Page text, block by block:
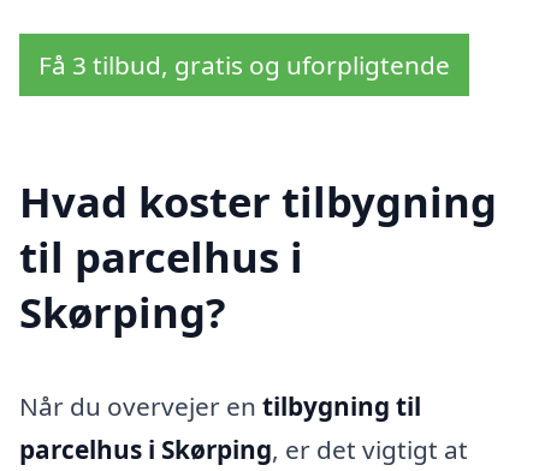
Få 3 tilbud, gratis og uforpligtende
Hvad koster tilbygning
til parcelhus i
Skørping?
Når du overvejer en tilbygning til
parcelhus i Skørping, er det vigtigt at